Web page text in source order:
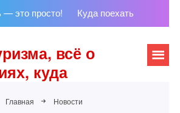
— это просто! Куда поехать
всё о
куда
Главная Новости